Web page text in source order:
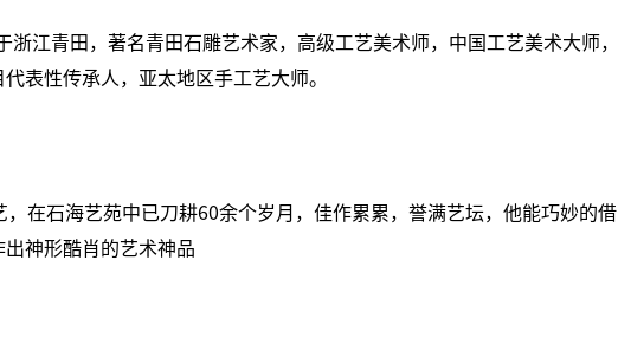
江青田，著名青田石雕艺术家，高级工艺美术师，中国工艺美术大师，
表性传承人，亚太地区手工艺大师。
在石海艺苑中已刀耕60余个岁月，佳作累累，誉满艺坛，他能巧妙的借
神形酷肖的艺术神品